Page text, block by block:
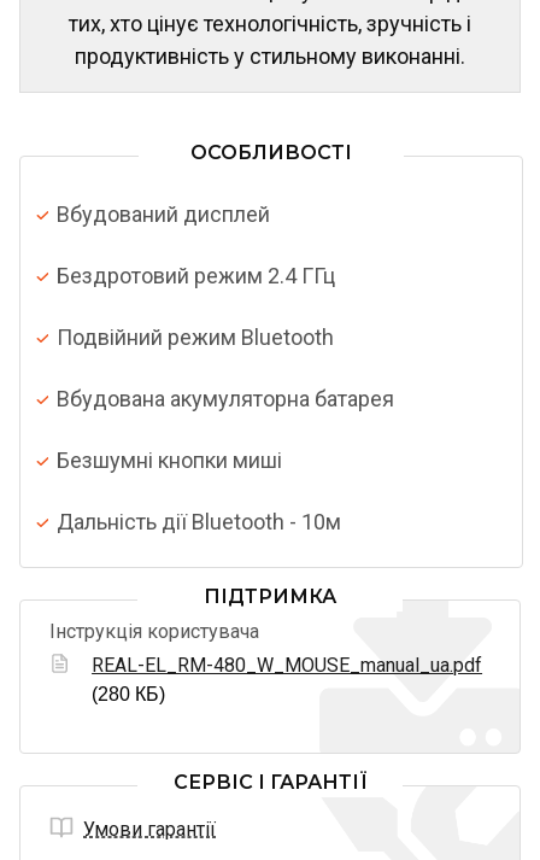
тих, хто цінує технологічність, зручність і
продуктивність у стильному виконанні.
ОСОБЛИВОСТІ
Вбудований дисплей
Бездротовий режим 2.4 ГГц
Подвійний режим Bluetooth
Вбудована акумуляторна батарея
Безшумні кнопки миші
Дальність дії Bluetooth - 10м
ПІДТРИМКА
Інструкція користувача
REAL-EL_RM-480_W_MOUSE_manual_ua.pdf
(280 КБ)
СЕРВІС І ГАРАНТІЇ
Умови гарантії